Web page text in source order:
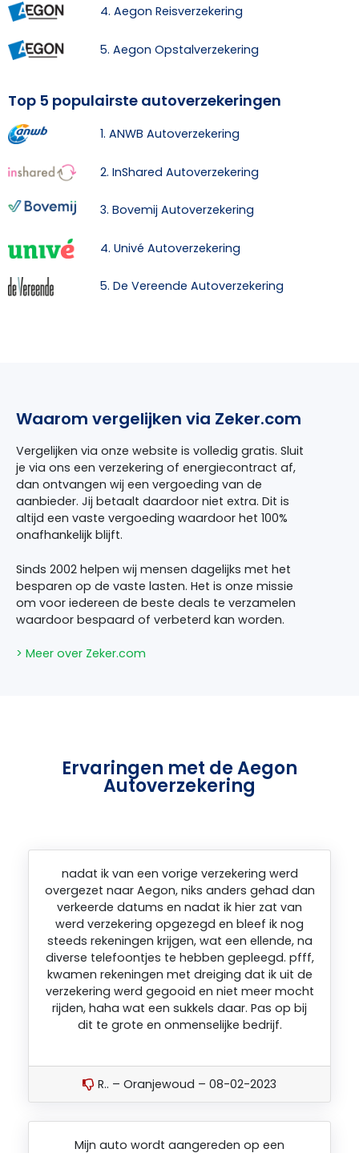
4. Aegon Reisverzekering
5. Aegon Opstalverzekering
Top 5 populairste autoverzekeringen
1. ANWB Autoverzekering
2. InShared Autoverzekering
3. Bovemij Autoverzekering
4. Univé Autoverzekering
5. De Vereende Autoverzekering
Waarom vergelijken via Zeker.com
Vergelijken via onze website is volledig gratis. Sluit
je via ons een verzekering of energiecontract af,
dan ontvangen wij een vergoeding van de
aanbieder. Jij betaalt daardoor niet extra. Dit is
altijd een vaste vergoeding waardoor het 100%
onafhankelijk blijft.
Sinds 2002 helpen wij mensen dagelijks met het
besparen op de vaste lasten. Het is onze missie
om voor iedereen de beste deals te verzamelen
waardoor bespaard of verbeterd kan worden.
> Meer over Zeker.com
Ervaringen met de Aegon
Autoverzekering
nadat ik van een vorige verzekering werd
overgezet naar Aegon, niks anders gehad dan
verkeerde datums en nadat ik hier zat van
werd verzekering opgezegd en bleef ik nog
steeds rekeningen krijgen, wat een ellende, na
diverse telefoontjes te hebben gepleegd. pfff,
kwamen rekeningen met dreiging dat ik uit de
verzekering werd gegooid en niet meer mocht
rijden, haha wat een sukkels daar. Pas op bij
dit te grote en onmenselijke bedrijf.
R.. – Oranjewoud – 08-02-2023
Mijn auto wordt aangereden op een